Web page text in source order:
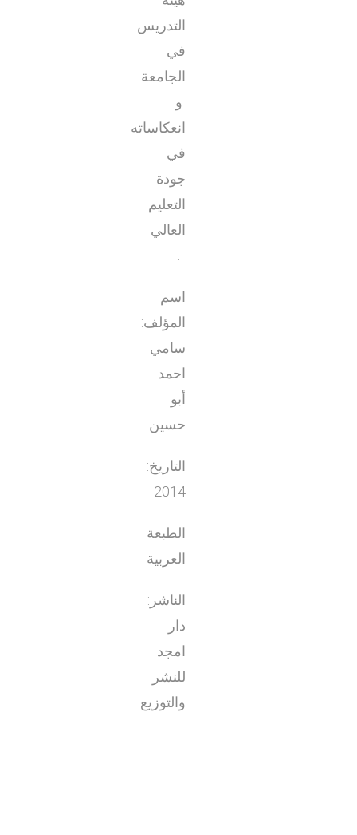
التدريس
في
الجامعة
و
انعكاساته
في
جودة
التعليم
العالي
اسم
المؤلف:
سامي
احمد
أبو
حسين
التاريخ:
2014
الطبعة
العربية
الناشر:
دار
امجد
للنشر
والتوزيع